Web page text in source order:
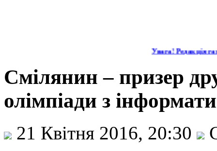
Увага! Редакція
Смілянин – призер
олімпіади з
21 Квітня 2016, 20:30